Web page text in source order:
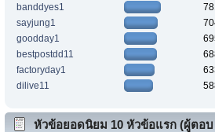
banddyes1
sayjung1
goodday1
bestpostdd11
factoryday1
dilive11
หัวข้อยอดนิยม 10 หัวข้อแรก (ผู้ตอบ